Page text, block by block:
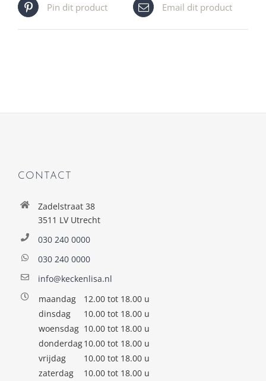
Pin dit product Email dit product
CONTACT
Zadelstraat 38
3511 LV Utrecht
030 240 0000
030 240 0000
info@keckenlisa.nl
maandag
12.00 tot 18.00 u
dinsdag
10.00 tot 18.00 u
woensdag 10.00 tot 18.00 u
donderdag10.00 tot 18.00 u
vrijdag
10.00 tot 18.00 u
zaterdag
10.00 tot 18.00 u